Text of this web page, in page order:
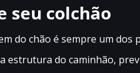
seu colchão
do chão é sempre um
estrutura do caminhão,